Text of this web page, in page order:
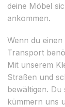
deine Möbel
ankommen.
Wenn du
Transport
Mit unserem
Straßen und
bewältigen.
kümmern uns